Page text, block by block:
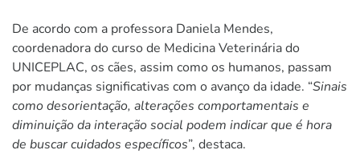
De acordo com a professora Daniela Mendes,
coordenadora do curso de Medicina Veterinária do
UNICEPLAC, os cães, assim como os humanos, passam
por mudanças significativas com o avanço da idade. “Sinais
como desorientação, alterações comportamentais e
diminuição da interação social podem indicar que é hora
de buscar cuidados específicos”, destaca.